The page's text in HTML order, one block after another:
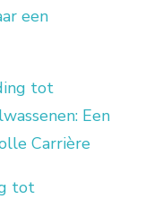
een
tot
Een
Carrière
tot